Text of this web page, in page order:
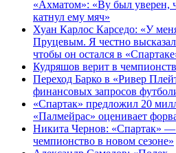
«Ахматом»: «Ву был уверен,
катнул ему мяч»
Хуан Карлос Карседо: «У
Пруцевым. Я честно
чтобы он остался в
Кудряшов верит в
Переход Барко в «Ривер
финансовых запросов
«Спартак» предложил 20
«Палмейрас» оценивает
Никита Чернов: «Спартак» —
чемпионство в новом сезоне»